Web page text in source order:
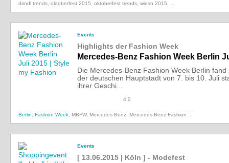
dirndl trends, oktoberfest 2015, oktoberfest trends, wiesn 2015,
Events
Highlights der Fashion Week
Mercedes-Benz Fashion Week Berlin
Die Mercedes-Benz Fashion Week Berlin
der deutschen Hauptstadt von 7. bis 10. Juli
ihrer Geschi...
4,0
Berlin Fashion Week , MBFW, Mercedes-Benz, Mercedes-Benz Fashion ...
Events
[ 13.06.2015 | Köln ] - Modefest